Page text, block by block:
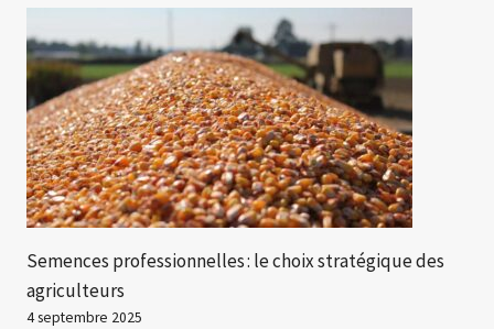
Semences professionnelles : le choix stratégique des
agriculteurs
4 septembre 2025